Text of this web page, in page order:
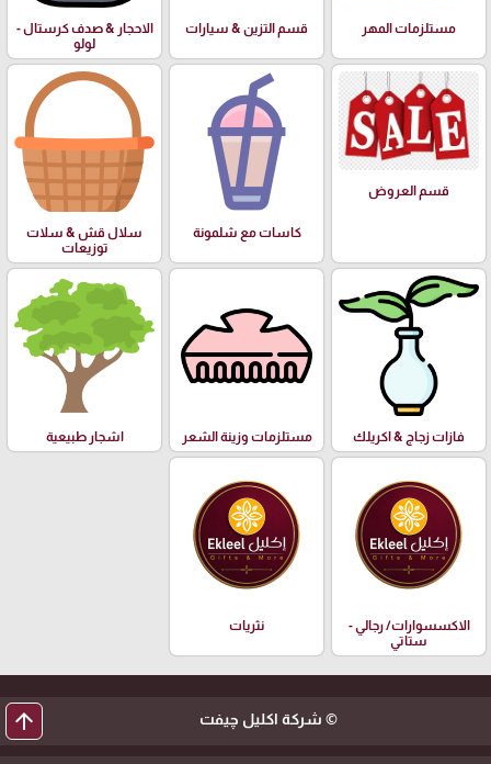
مستلزمات المهر قسم التزين & سيارات
الاحجار & صدف كرستال -
لولو
قسم العروض
كاسات مع شلمونة
سلال قش & سلات
توزيعات
فازات زجاج & اكريلك مستلزمات وزينة الشعر اشجار طبيعية
الاكسسوارات/ رجالي -
ستاتي
نثريات
© شركة اكليل چيفت arrow_upward